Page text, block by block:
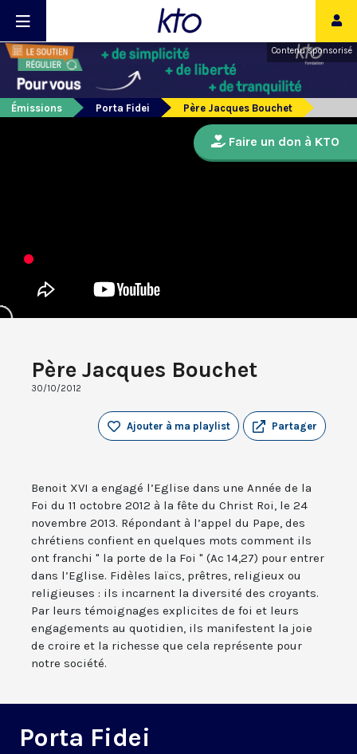
Contenu sponsorisé
Émissions Porta Fidei Père Jacques Bouchet
Père Jacques Bouchet
30/10/2012
Partager
Ajouter à ma playlist
Benoit XVI a engagé l’Eglise dans une Année de la
Foi du 11 octobre 2012 à la fête du Christ Roi, le 24
novembre 2013. Répondant à l’appel du Pape, des
chrétiens confient en quelques mots comment ils
ont franchi " la porte de la Foi " (Ac 14,27) pour entrer
dans l’Eglise. Fidèles laïcs, prêtres, religieux ou
religieuses : ils incarnent la diversité des croyants.
Par leurs témoignages explicites de foi et leurs
engagements au quotidien, ils manifestent la joie
de croire et la richesse que cela représente pour
notre société.
Porta Fidei
Faire un don à KTO